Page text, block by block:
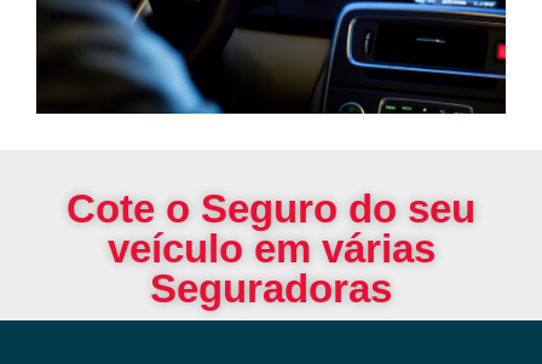
Cote o Seguro do seu
veículo em várias
Seguradoras